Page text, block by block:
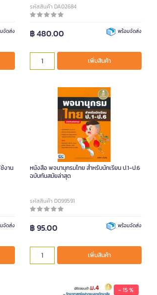
จัดส่ง
รหัสสินค้า DA02684
฿ 480.00 พร้อมจัดส่ง
เพิ่มสินค้า
งาน
จัดส่ง
หนังสือ พจนานุกรมไทย สำหรับนักเรียน ป.1-ป.6
ฉบับทันสมัยล่าสุด
รหัสสินค้า D099591
฿ 95.00 พร้อมจัดส่ง
เพิ่มสินค้า
- 15 %